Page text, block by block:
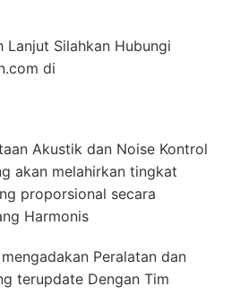
Lanjut Silahkan Hubungi
di
Akustik dan Noise Kontrol
akan melahirkan tingkat
proporsional secara
Harmonis
Peralatan dan
terupdate Dengan Tim